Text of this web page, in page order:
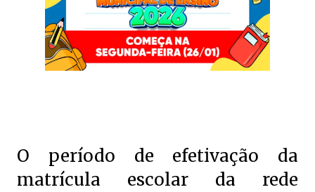
O período de efetivação da
matrícula escolar da rede